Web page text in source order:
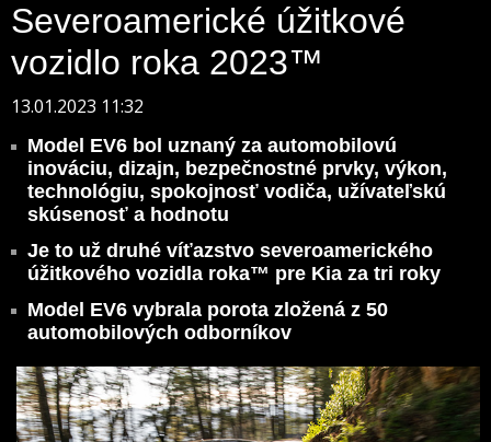
Severoamerické úžitkové
vozidlo roka 2023™
13.01.2023 11:32
Model EV6 bol uznaný za automobilovú
inováciu, dizajn, bezpečnostné prvky, výkon,
technológiu, spokojnosť vodiča, užívateľskú
skúsenosť a hodnotu
Je to už druhé víťazstvo severoamerického
úžitkového vozidla roka™ pre Kia za tri roky
Model EV6 vybrala porota zložená z 50
automobilových odborníkov